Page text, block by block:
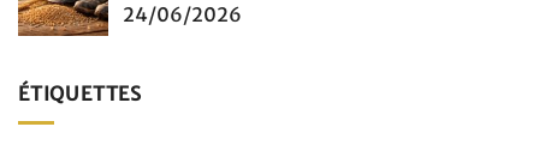
24/06/2026
ÉTIQUETTES